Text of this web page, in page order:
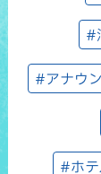
#
#アナウ
#ホ